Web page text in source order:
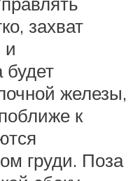
захват
и
будет
железы,
к
груди. Поза